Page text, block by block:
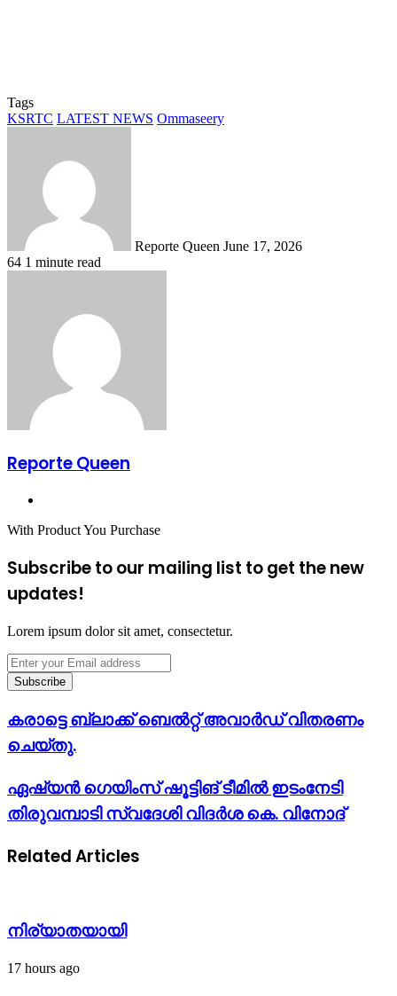
Tags
KSRTC LATEST NEWS Ommaseery
Reporte Queen June 17, 2026
64 1 minute read
Reporte Queen
With Product You Purchase
Subscribe to our mailing list to get the new
updates!
Lorem ipsum dolor sit amet, consectetur.
Enter
your
Email
കരാട്ടെ
ബ്ലാക്ക്
ബെൽറ്റ്
അവാർഡ്
വിതരണം
ചെയ്തു.
കരാട്ടെ ബ്ലാക്ക് ബെൽറ്റ് അവാർഡ് വിതരണം
ചെയ്തു.
ഏഷ്യൻ
ഗെയിംസ്
ഷൂട്ടിങ്
ടീമിൽ
തിരുവമ്പാടി
വിനോദ്
ഏഷ്യൻ ഗെയിംസ് ഷൂട്ടിങ് ടീമിൽ ഇടംനേടി
തിരുവമ്പാടി സ്വദേശി വിദർശ കെ. വിനോദ്
Related Articles
നിര്യാതയായി
17 hours ago